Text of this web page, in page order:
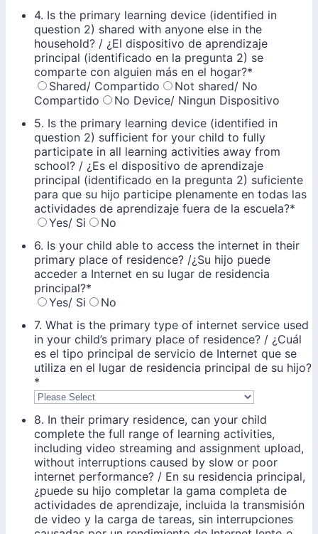
4. Is the primary learning device (identified in
question 2) shared with anyone else in the
household? / ¿El dispositivo de aprendizaje
principal (identificado en la pregunta 2) se
comparte con alguien más en el hogar?*
Shared/ Compartido
Not shared/ No
Compartido
No Device/ Ningun Dispositivo
5. Is the primary learning device (identified in
question 2) sufficient for your child to fully
participate in all learning activities away from
school? / ¿Es el dispositivo de aprendizaje
principal (identificado en la pregunta 2) suficiente
para que su hijo participe plenamente en todas las
actividades de aprendizaje fuera de la escuela?*
Yes/ Si
No
6. Is your child able to access the internet in their
primary place of residence? /¿Su hijo puede
acceder a Internet en su lugar de residencia
principal?*
Yes/ Si
No
7. What is the primary type of internet service used
in your child’s primary place of residence? / ¿Cuál
es el tipo principal de servicio de Internet que se
utiliza en el lugar de residencia principal de su hijo?
*
8. In their primary residence, can your child
complete the full range of learning activities,
including video streaming and assignment upload,
without interruptions caused by slow or poor
internet performance? / En su residencia principal,
¿puede su hijo completar la gama completa de
actividades de aprendizaje, incluida la transmisión
de video y la carga de tareas, sin interrupciones